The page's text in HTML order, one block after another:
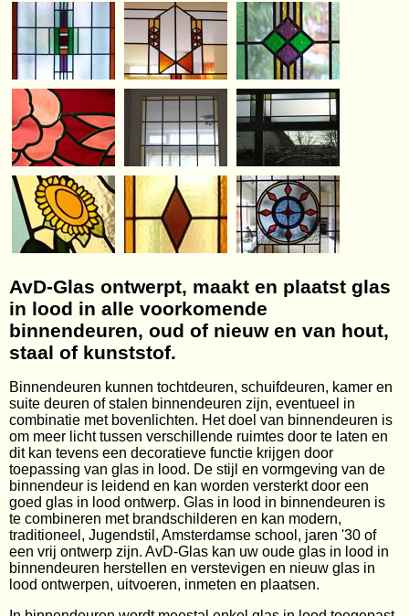
AvD-Glas ontwerpt, maakt en plaatst glas
in lood in alle voorkomende
binnendeuren, oud of nieuw en van hout,
staal of kunststof.
Binnendeuren kunnen tochtdeuren, schuifdeuren, kamer en
suite deuren of stalen binnendeuren zijn, eventueel in
combinatie met bovenlichten. Het doel van binnendeuren is
om meer licht tussen verschillende ruimtes door te laten en
dit kan tevens een decoratieve functie krijgen door
toepassing van glas in lood. De stijl en vormgeving van de
binnendeur is leidend en kan worden versterkt door een
goed glas in lood ontwerp. Glas in lood in binnendeuren is
te combineren met brandschilderen en kan modern,
traditioneel, Jugendstil, Amsterdamse school, jaren '30 of
een vrij ontwerp zijn. AvD-Glas kan uw oude glas in lood in
binnendeuren herstellen en verstevigen en nieuw glas in
lood ontwerpen, uitvoeren, inmeten en plaatsen.